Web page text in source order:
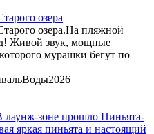
озера
озера.На пляжной
Живой звук, мощные
мурашки бегут по
зоне прошло Пиньята-
яркая пиньята и настоящий